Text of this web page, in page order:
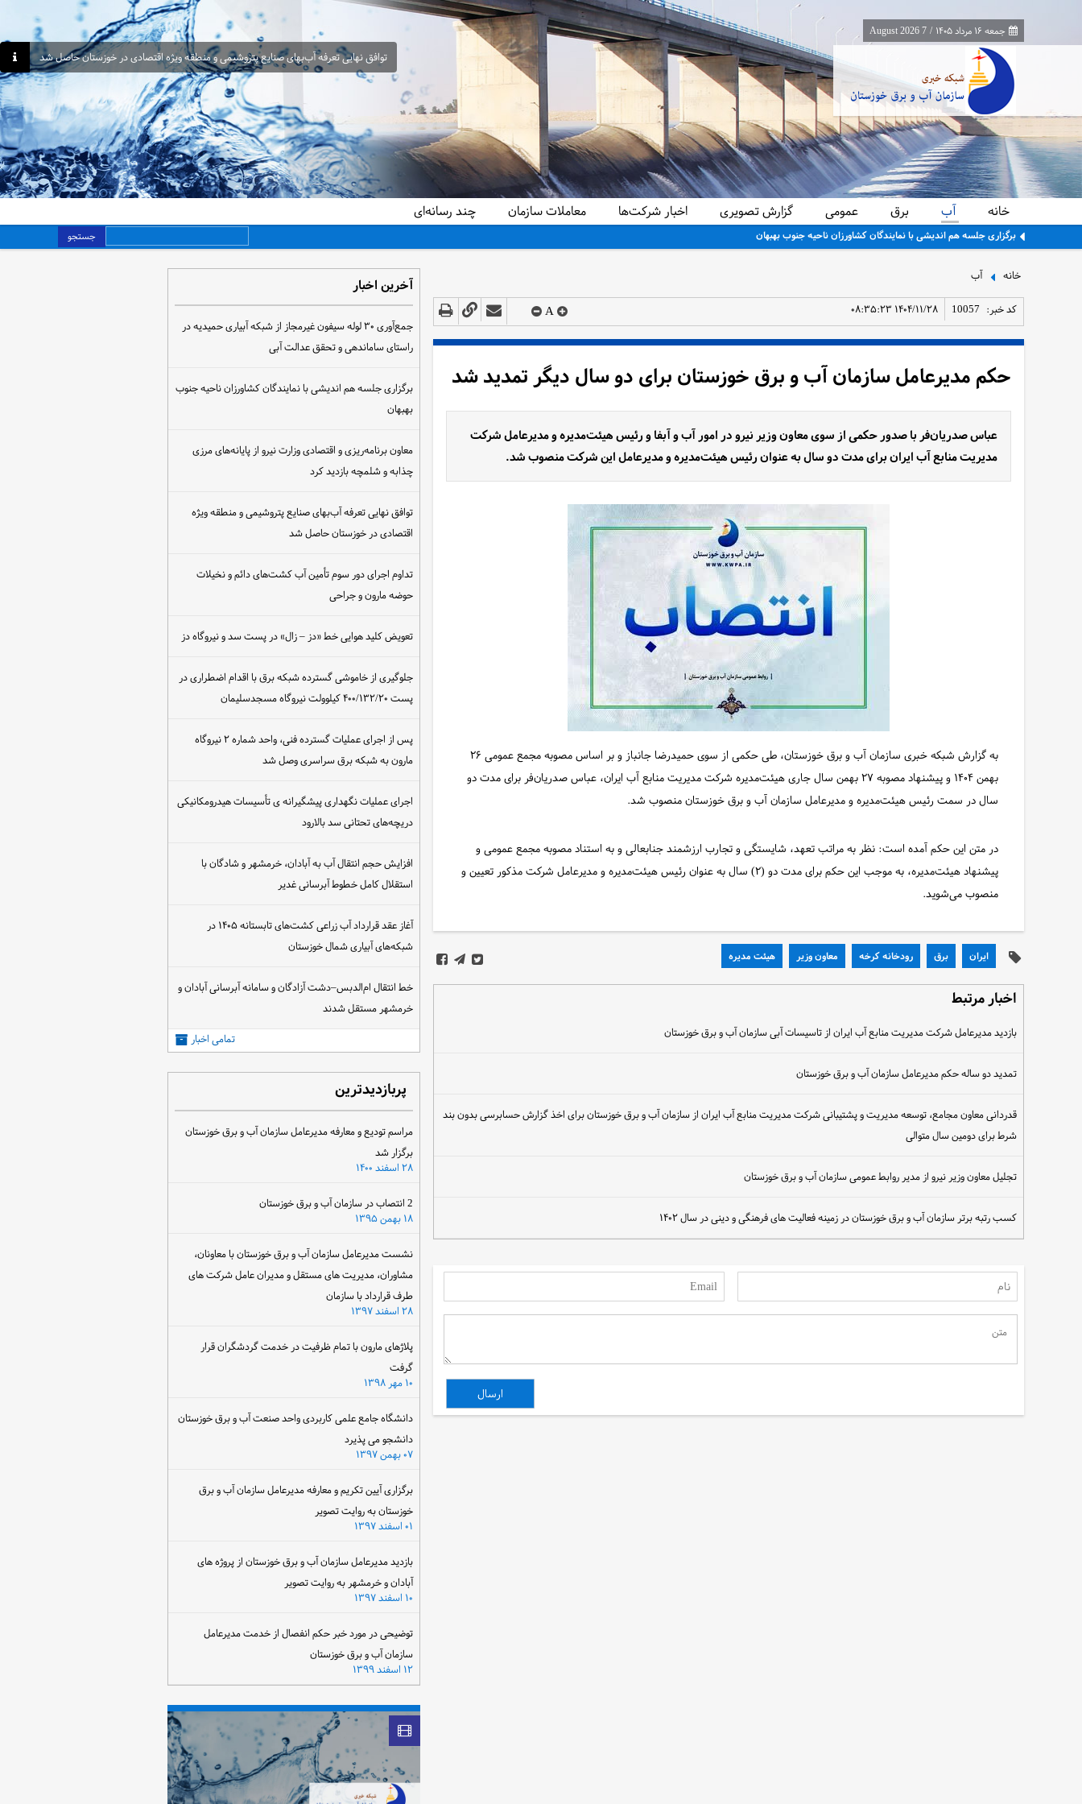
جمعه ۱۶ مرداد ۱۴۰۵ /
7 August 2026
توافق نهایی تعرفه آب‌بهای صنایع پتروشیمی و منطقه ویژه اقتصادی در خوزستان حاصل شد
خانه آب برق عمومی گزارش تصویری اخبار شرکت‌ها معاملات سازمان چند رسانه‌ای
برگزاری جلسه هم اندیشی با نمایندگان کشاورزان ناحیه جنوب بهبهان جستجو
خانه آب
کد خبر: 10057 ۱۴۰۴/۱۱/۲۸ ۰۸:۳۵:۲۳ A
حکم مدیرعامل سازمان آب و برق خوزستان برای دو سال دیگر تمدید شد
عباس صدریان‌فر با صدور حکمی از سوی معاون وزیر نیرو در امور آب و آبفا و رئیس هیئت‌مدیره و مدیرعامل شرکت
مدیریت منابع آب ایران برای مدت دو سال به عنوان رئیس هیئت‌مدیره و مدیرعامل این شرکت منصوب شد.
به گزارش شبکه خبری سازمان آب و برق خوزستان، طی حکمی از سوی حمیدرضا جانباز و بر اساس مصوبه مجمع عمومی ۲۶
بهمن ۱۴۰۴ و پیشنهاد مصوبه ۲۷ بهمن سال جاری هیئت‌مدیره شرکت مدیریت منابع آب ایران، عباس صدریان‌فر برای مدت دو
سال در سمت رئیس هیئت‌مدیره و مدیرعامل سازمان آب و برق خوزستان منصوب شد.
در متن این حکم آمده است: نظر به مراتب تعهد، شایستگی و تجارب ارزشمند جنابعالی و به استناد مصوبه مجمع عمومی و
پیشنهاد هیئت‌مدیره، به موجب این حکم برای مدت دو (۲) سال به عنوان رئیس هیئت‌مدیره و مدیرعامل شرکت مذکور تعیین و
منصوب می‌شوید.
ایران برق رودخانه کرخه معاون وزیر هیئت مدیره
اخبار مرتبط
بازدید مدیرعامل شرکت مدیریت منابع آب ایران از تاسیسات آبی سازمان آب و برق خوزستان
تمدید دو ساله حکم مدیرعامل سازمان آب و برق خوزستان
قدردانی معاون مجامع، توسعه مدیریت و پشتیبانی شرکت مدیریت منابع آب ایران از سازمان آب و برق خوزستان برای اخذ گزارش حسابرسی بدون بند
شرط برای دومین سال متوالی
تجلیل معاون وزیر نیرو از مدیر روابط عمومی سازمان آب و برق خوزستان
کسب رتبه برتر سازمان آب و برق خوزستان در زمینه فعالیت های فرهنگی و دینی در سال ۱۴۰۲
آخرین اخبار
جمع‌آوری ۳۰ لوله سیفون غیرمجاز از شبکه آبیاری حمیدیه در
راستای ساماندهی و تحقق عدالت آبی
برگزاری جلسه هم اندیشی با نمایندگان کشاورزان ناحیه جنوب
بهبهان
معاون برنامه‌ریزی و اقتصادی وزارت نیرو از پایانه‌های مرزی
چذابه و شلمچه بازدید کرد
توافق نهایی تعرفه آب‌بهای صنایع پتروشیمی و منطقه ویژه
اقتصادی در خوزستان حاصل شد
تداوم اجرای دور سوم تأمین آب کشت‌های دائم و نخیلات
حوضه مارون و جراحی
تعویض کلید هوایی خط «دز – زال» در پست سد و نیروگاه دز
جلوگیری از خاموشی گسترده شبکه برق با اقدام اضطراری در
پست ۴۰۰/۱۳۲/۲۰ کیلوولت نیروگاه مسجدسلیمان
پس از اجرای عملیات گسترده فنی، واحد شماره ۲ نیروگاه
مارون به شبکه برق سراسری وصل شد
اجرای عملیات نگهداری پیشگیرانه ی تأسیسات هیدرومکانیکی
دریچه‌های تحتانی سد بالارود
افزایش حجم انتقال آب به آبادان، خرمشهر و شادگان با
استقلال کامل خطوط آبرسانی غدیر
آغاز عقد قرارداد آب زراعی کشت‌های تابستانه ۱۴۰۵ در
شبکه‌های آبیاری شمال خوزستان
خط انتقال ام‌الدبس–دشت آزادگان و سامانه آبرسانی آبادان و
خرمشهر مستقل شدند
تمامی اخبار
پربازدیدترین
مراسم تودیع و معارفه مدیرعامل سازمان آب و برق خوزستان
برگزار شد
۲۸ اسفند ۱۴۰۰
2 انتصاب در سازمان آب و برق خوزستان
۱۸ بهمن ۱۳۹۵
نشست مدیرعامل سازمان آب و برق خوزستان با معاونان،
مشاوران، مدیریت های مستقل و مدیران عامل شرکت های
طرف قرارداد با سازمان
۲۸ اسفند ۱۳۹۷
پلاژهای مارون با تمام ظرفیت در خدمت گردشگران قرار
گرفت
۱۰ مهر ۱۳۹۸
دانشگاه جامع علمی کاربردی واحد صنعت آب و برق خوزستان
دانشجو می پذیرد
۰۷ بهمن ۱۳۹۷
برگزاری آیین تکریم و معارفه مدیرعامل سازمان آب و برق
خوزستان به روایت تصویر
۰۱ اسفند ۱۳۹۷
بازدید مدیرعامل سازمان آب و برق خوزستان از پروژه های
آبادان و خرمشهر به روایت تصویر
۱۰ اسفند ۱۳۹۷
توضیحی در مورد خبر حکم انفصال از خدمت مدیرعامل
سازمان آب و برق خوزستان
۱۲ اسفند ۱۳۹۹